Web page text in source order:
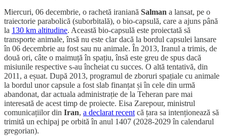
Miercuri, 06 decembrie, o rachetă iraniană Salman a lansat, pe o
traiectorie parabolică (suborbitală), o bio-capsulă, care a ajuns până
la 130 km altitudine. Această bio-capsulă este proiectată să
transporte animale, însă nu este clar dacă la bordul capsulei lansare
în 06 decembrie au fost sau nu animale. În 2013, Iranul a trimis, de
două ori, câte o maimuță în spațiu, însă este greu de spus dacă
misiunile respective s-au încheiat cu succes. O altă tentativă, din
2011, a eșuat. După 2013, programul de zboruri spațiale cu animale
la bordul unor capsule a fost slab finanțat și în cele din urmă
abandonat, dar actuala administrație de la Teheran pare mai
interesată de acest timp de proiecte. Eisa Zarepour, ministrul
comunicațiilor din Iran, a declarat recent că țara sa intenționează să
trimită un echipaj pe orbită în anul 1407 (2028-2029 în calendarul
gregorian).